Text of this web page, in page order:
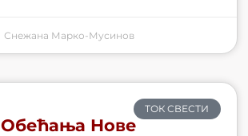
Снежана Марко-Мусинов
ТОК СВЕСТИ
Обећања Нове